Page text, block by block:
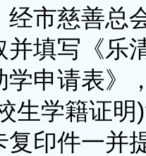
经市慈善总
并填写《乐
学申请表》
生学籍证明
复印件一并